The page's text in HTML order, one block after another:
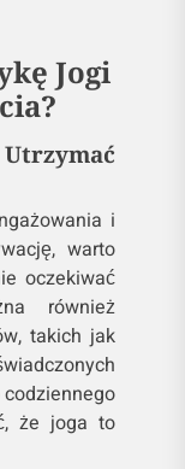
Jogi
Utrzymać
i
warto
oczekiwać
również
takich jak
że joga to